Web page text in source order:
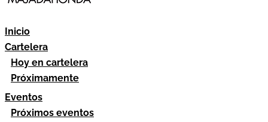
Inicio
Cartelera
Hoy en cartelera
Próximamente
Eventos
Próximos eventos